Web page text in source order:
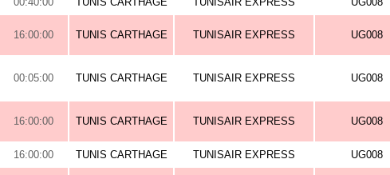
16:00:00 TUNIS CARTHAGE TUNISAIR EXPRESS UG008
00:05:00 TUNIS CARTHAGE TUNISAIR EXPRESS UG008
16:00:00 TUNIS CARTHAGE TUNISAIR EXPRESS UG008
16:00:00 TUNIS CARTHAGE TUNISAIR EXPRESS UG008